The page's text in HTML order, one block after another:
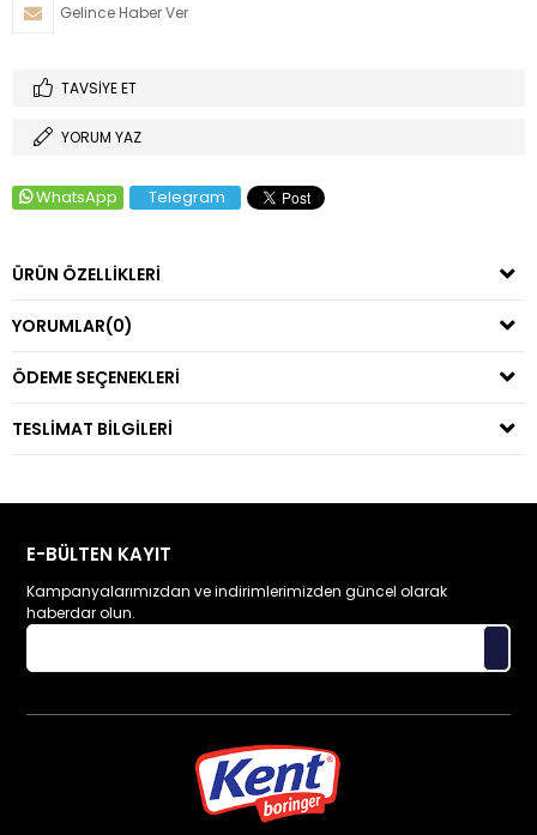
Gelince Haber Ver
TAVSIYE ET
YORUM YAZ
WhatsApp Telegram
ÜRÜN ÖZELLIKLERI
YORUMLAR(0)
ÖDEME SEÇENEKLERI
TESLIMAT BILGILERI
E-BÜLTEN KAYIT
Kampanyalarımızdan ve indirimlerimizden güncel olarak
haberdar olun.